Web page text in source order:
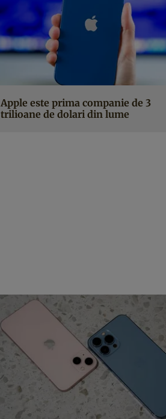
Apple este prima companie de 3
trilioane de dolari din lume